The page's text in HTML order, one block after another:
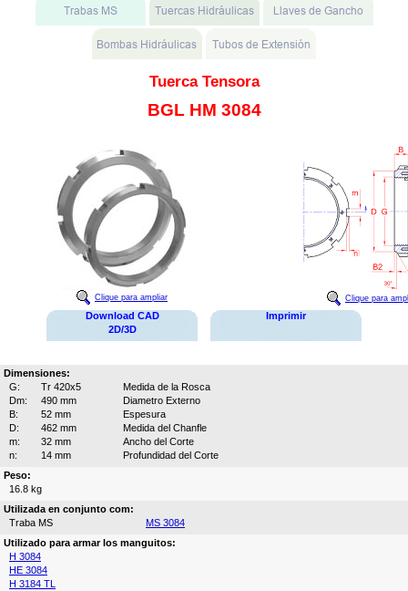
Tuerca Tensora
BGL HM 3084
Clique para ampliar Clique para
Download CAD
2D/3D
Imprimir
Dimensiones:
G:
Tr 420x5
Medida de la Rosca
Dm:
490 mm
Diametro Externo
B:
52 mm
Espesura
D:
462 mm
Medida del Chanfle
m:
32 mm
Ancho del Corte
n:
14 mm
Profundidad del Corte
Peso:
16.8 kg
Utilizada en conjunto com:
Traba MS
MS 3084
Utilizado para armar los manguitos:
H 3084
HE 3084
H 3184 TL